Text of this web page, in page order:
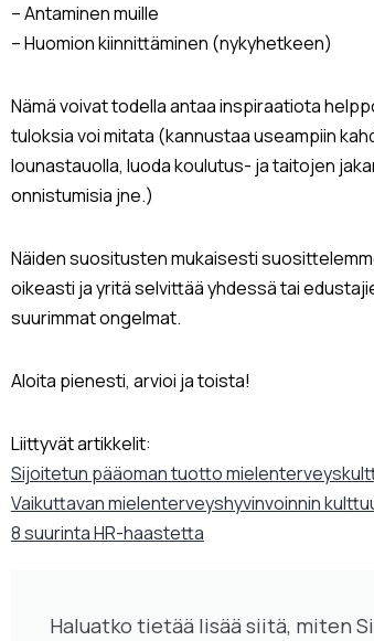
– Antaminen muille
– Huomion kiinnittäminen (nykyhetkeen)
Nämä voivat todella antaa inspiraatiota
tuloksia voi mitata (kannustaa useampiin
lounastauolla, luoda koulutus- ja taitojen
onnistumisia jne.)
Näiden suositusten mukaisesti
oikeasti ja yritä selvittää yhdessä tai
suurimmat ongelmat.
Aloita pienesti, arvioi ja toista!
Liittyvät artikkelit:
Sijoitetun pääoman tuotto
Vaikuttavan mielenterveyshyvinvoinnin
8 suurinta HR-haastetta
Haluatko tietää lisää siitä, miten